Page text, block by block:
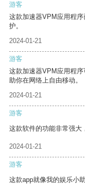
游客
这款加速器VPM应用程
护。
2024-01-21
游客
这款加速器VPM应用程
助你在网络上自由移动。
2024-01-21
游客
这款软件的功能非常强大
2024-01-21
游客
这款app就像我的娱乐小